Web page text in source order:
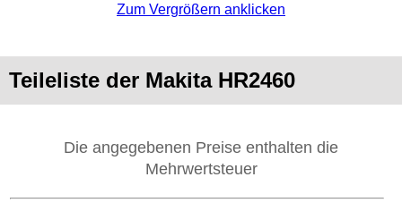
Zum Vergrößern anklicken
Teileliste der Makita HR2460
Die angegebenen Preise enthalten die
Mehrwertsteuer